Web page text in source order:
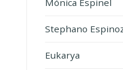
Mónica Espinel
Stephano
Eukarya